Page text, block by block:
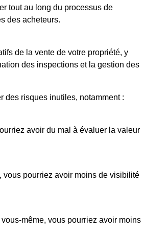
tout au long du processus de
des acheteurs.
de la vente de votre propriété, y
des inspections et la gestion des
des risques inutiles, notamment :
avoir du mal à évaluer la valeur
vous pourriez avoir moins de visibilité
même, vous pourriez avoir moins